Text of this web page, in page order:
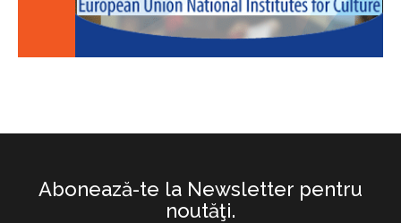
Abonează-te la Newsletter pentru
noutăţi.